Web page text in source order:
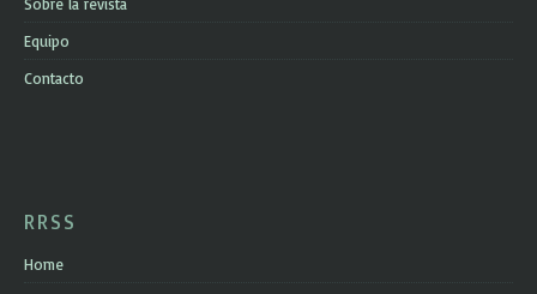
Sobre la revista
Equipo
Contacto
RRSS
Home